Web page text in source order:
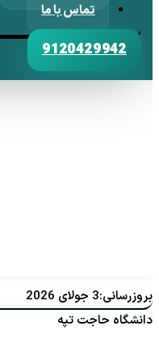
تماس با ما
9120429942
بروزرسانی:3 جولای 2026
دانشگاه حاجت تپه